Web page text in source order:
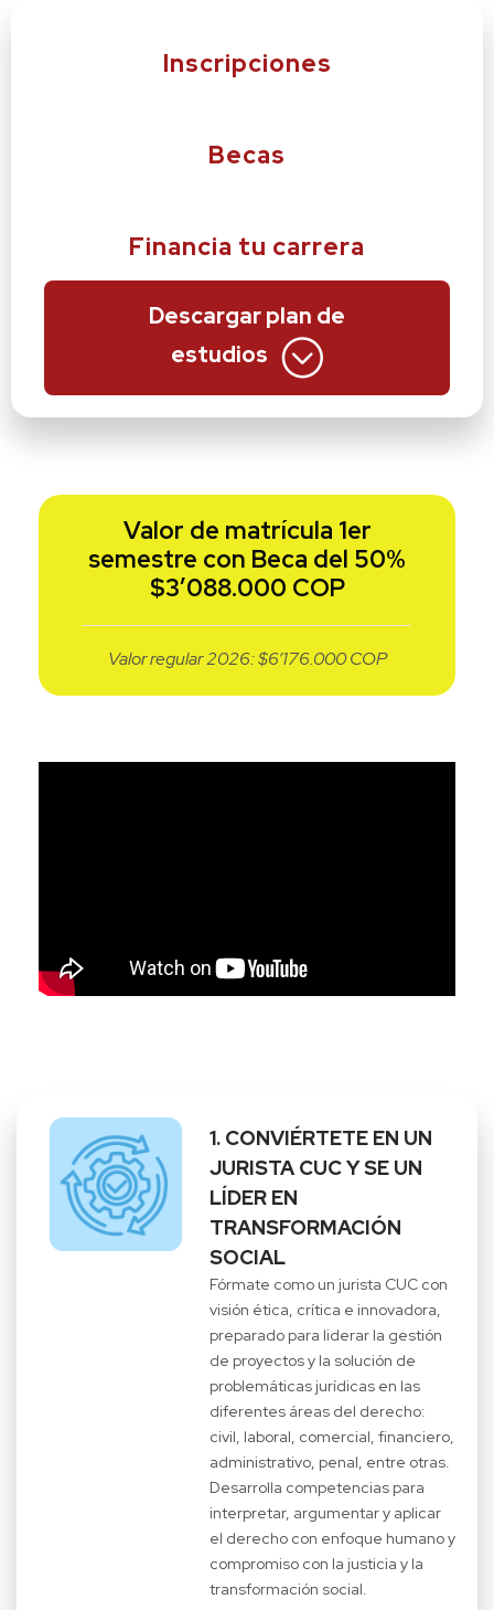
Inscripciones
Becas
Financia tu carrera
Descargar plan de
estudios
Valor de matrícula 1er
semestre con Beca del 50%
$3’088.000 COP
Valor regular 2026: $6’176.000 COP
1. CONVIÉRTETE EN UN
JURISTA CUC Y SE UN
LÍDER EN
TRANSFORMACIÓN
SOCIAL
Fórmate como un jurista CUC con
visión ética, crítica e innovadora,
preparado para liderar la gestión
de proyectos y la solución de
problemáticas jurídicas en las
diferentes áreas del derecho:
civil, laboral, comercial, financiero,
administrativo, penal, entre otras.
Desarrolla competencias para
interpretar, argumentar y aplicar
el derecho con enfoque humano y
compromiso con la justicia y la
transformación social.